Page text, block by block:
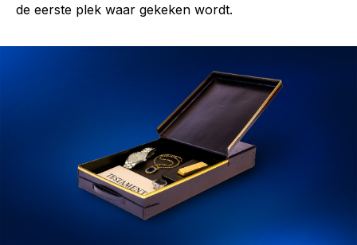
de eerste plek waar gekeken wordt.